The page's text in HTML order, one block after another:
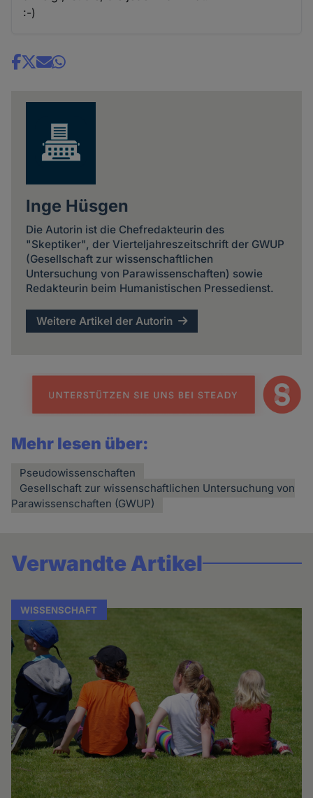
:-)
Share
Inge Hüsgen
Die Autorin ist die Chefredakteurin des
"Skeptiker", der Vierteljahreszeitschrift der GWUP
(Gesellschaft zur wissenschaftlichen
Untersuchung von Parawissenschaften) sowie
Redakteurin beim Humanistischen Pressedienst.
Weitere Artikel der Autorin
Mehr lesen über:
Pseudowissenschaften
Gesellschaft zur wissenschaftlichen Untersuchung von
Parawissenschaften (GWUP)
Verwandte Artikel
WISSENSCHAFT